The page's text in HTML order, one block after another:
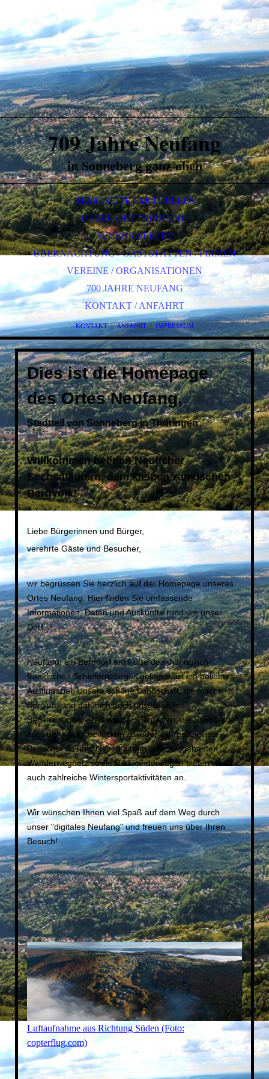
709 Jahre Neufang
in Sonneberg ganz oben
STARTSEITE / AKTUELLES
UNSER ORT "NEUFICH"
SEHENSWERTES
ÜBERNACHTUNG / GASTSTÄTTEN / FIRMEN
VEREINE / ORGANISATIONEN
700 JAHRE NEUFANG
KONTAKT / ANFAHRT
KONTAKT|ANFAHRT| IMPRESSUM
Dies ist die Homepage
des Ortes Neufang,
Stadtteil von Sonneberg in Thüringen
Willkommen bei den Neuficher
Sechsaläutern, dem kleinen zänkischen
Bergvolk!
Liebe Bürgerinnen und Bürger,
verehrte Gäste und Besucher,
wir begrüssen Sie herzlich auf der Homepage unseres
Ortes Neufang. Hier finden Sie umfassende
Informationen, Daten und Auskünfte rund um unser
Dorf.
Neufang, ein Bergdorf am Fuße des thüringisch-
fränkischen Schiefergebirges gelegen, ist ein beliebtes
Ausflugsziel. Unsere schöne Landschaft, die frische
Bergluft, und natürlich auch unsere vielen
Sehenswürdigkeiten wie der Tiergarten, die Sternwarte
oder der Königsee locken zu jeder Jahreszeit viele
Besucher zu uns. Neben einem breit ausgebauten
Wanderwegnetz sowie Radwanderwegen bieten wir
auch zahlreiche Wintersportaktivitäten an.
Wir wünschen Ihnen viel Spaß auf dem Weg durch
unser "digitales Neufang" und freuen uns über Ihren
Besuch!
Luftaufnahme aus Richtung Süden (Foto:
copterflug.com)